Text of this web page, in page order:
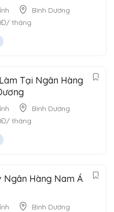
Bình Dương
/ tháng
Tại Ngân Hàng
Bình Dương
/ tháng
Ngân Hàng Nam Á
Bình Dương